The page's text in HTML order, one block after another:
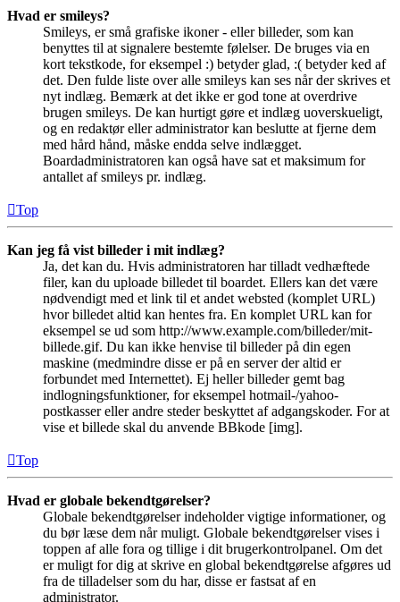
Hvad er smileys?
Smileys, er små grafiske ikoner - eller billeder, som kan
benyttes til at signalere bestemte følelser. De bruges via en
kort tekstkode, for eksempel :) betyder glad, :( betyder ked af
det. Den fulde liste over alle smileys kan ses når der skrives et
nyt indlæg. Bemærk at det ikke er god tone at overdrive
brugen smileys. De kan hurtigt gøre et indlæg uoverskueligt,
og en redaktør eller administrator kan beslutte at fjerne dem
med hård hånd, måske endda selve indlægget.
Boardadministratoren kan også have sat et maksimum for
antallet af smileys pr. indlæg.
Top
Kan jeg få vist billeder i mit indlæg?
Ja, det kan du. Hvis administratoren har tilladt vedhæftede
filer, kan du uploade billedet til boardet. Ellers kan det være
nødvendigt med et link til et andet websted (komplet URL)
hvor billedet altid kan hentes fra. En komplet URL kan for
eksempel se ud som http://www.example.com/billeder/mit-
billede.gif. Du kan ikke henvise til billeder på din egen
maskine (medmindre disse er på en server der altid er
forbundet med Internettet). Ej heller billeder gemt bag
indlogningsfunktioner, for eksempel hotmail-/yahoo-
postkasser eller andre steder beskyttet af adgangskoder. For at
vise et billede skal du anvende BBkode [img].
Top
Hvad er globale bekendtgørelser?
Globale bekendtgørelser indeholder vigtige informationer, og
du bør læse dem når muligt. Globale bekendtgørelser vises i
toppen af alle fora og tillige i dit brugerkontrolpanel. Om det
er muligt for dig at skrive en global bekendtgørelse afgøres ud
fra de tilladelser som du har, disse er fastsat af en
administrator.